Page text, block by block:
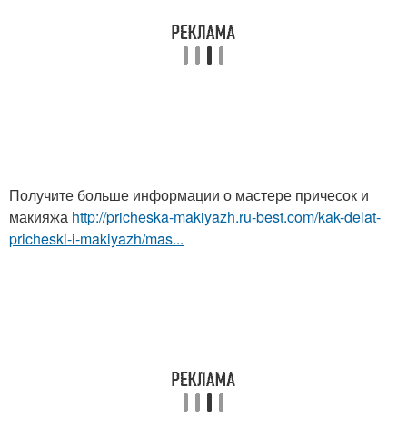
Получите больше информации о мастере причесок и
макияжа http://pricheska-makiyazh.ru-best.com/kak-delat-
pricheski-i-makiyazh/mas...